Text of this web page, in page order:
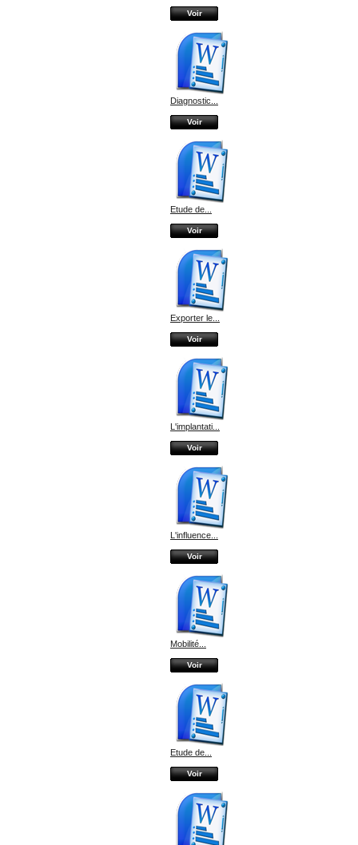
Voir
Diagnostic...
Voir
Etude de...
Voir
Exporter le...
Voir
L'implantati...
Voir
L'influence...
Voir
Mobilité...
Voir
Etude de...
Voir